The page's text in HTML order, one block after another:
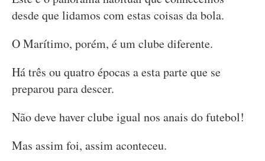
desde que lidamos com estas coisas da bola.
O Marítimo, porém, é um clube diferente.
Há três ou quatro épocas a esta parte que se
preparou para descer.
Não deve haver clube igual nos anais do futebol!
Mas assim foi, assim aconteceu.